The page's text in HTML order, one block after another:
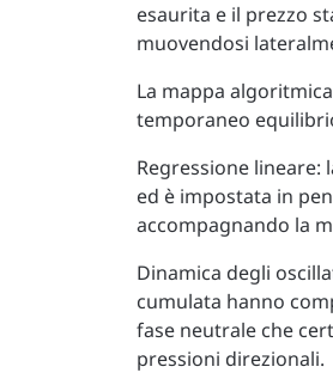
esaurita e il prezzo
muovendosi
La mappa
temporaneo
Regressione
ed è impostata in
accompagnando la
Dinamica degli
cumulata hanno
fase neutrale che
pressioni direzionali.